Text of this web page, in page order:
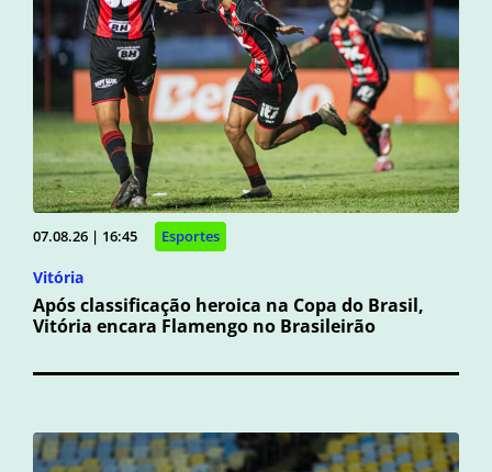
07.08.26 | 16:45 Esportes
Vitória
Após classificação heroica na Copa do Brasil,
Vitória encara Flamengo no Brasileirão